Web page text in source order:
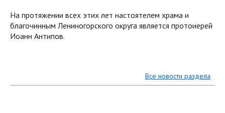
На протяжении всех этих лет настоятелем храма и
благочинным Лениногорского округа является протоиерей
Иоанн Антипов.
Все новости раздела